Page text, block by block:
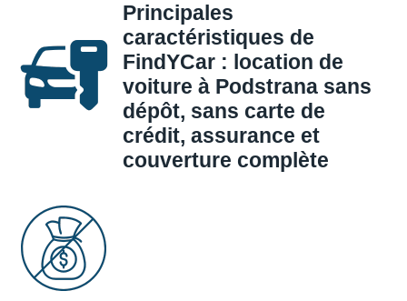
Principales
caractéristiques de
FindYCar : location de
voiture à Podstrana sans
dépôt, sans carte de
crédit, assurance et
couverture complète